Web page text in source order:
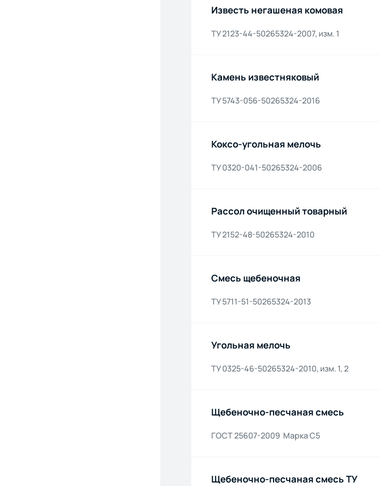
Известь негашеная комовая
ТУ 2123-44-50265324-2007, изм. 1
Камень известняковый
ТУ 5743-056-50265324-2016
Коксо-угольная мелочь
ТУ 0320-041-50265324-2006
Рассол очищенный товарный
ТУ 2152-48-50265324-2010
Смесь щебеночная
ТУ 5711-51-50265324-2013
Угольная мелочь
ТУ 0325-46-50265324-2010, изм. 1, 2
Щебеночно-песчаная смесь
ГОСТ 25607-2009 Марка С5
Щебеночно-песчаная смесь ТУ